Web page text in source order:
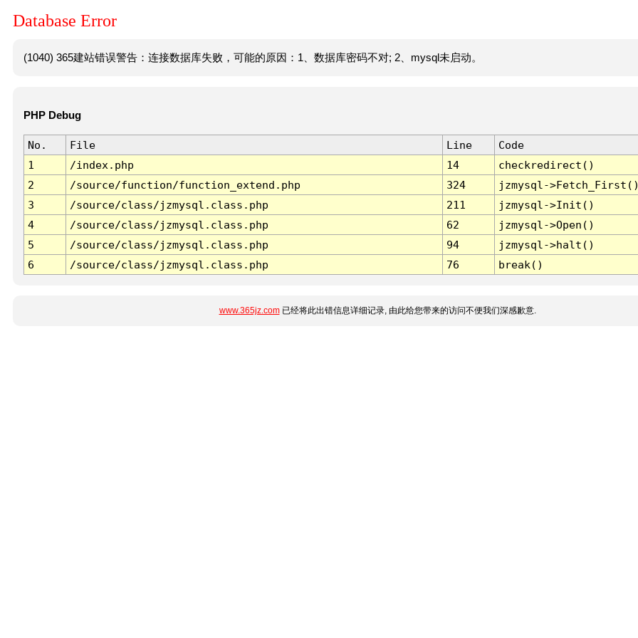
Database Error
(1040) 365建站错误警告：连接数据库失败，可能的原因：1、数据库密码不对; 2、mysql未启动。
PHP Debug
No. File Line
Code
1
/index.php 14
checkredirect()
2
/source/function/function_extend.php 324
jzmysql-
3
/source/class/jzmysql.class.php 211
jzmysql->Init()
4
/source/class/jzmysql.class.php 62
jzmysql->Open()
5
/source/class/jzmysql.class.php 94
jzmysql->halt()
6
/source/class/jzmysql.class.php 76 break()
www.365jz.com已经将此出错信息详细记录, 由此给您带来的访问不便我们深感歉意.